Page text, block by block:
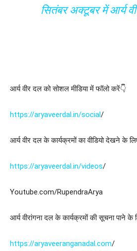
सितंबर अक्टूबर में आर्य
आर्य वीर दल को सोशल मीडिया में फॉलो करें👇
https://aryaveerdal.in/social/
आर्य वीर दल के कार्यक्रमों का वीडियो देखने के
https://aryaveerdal.in/videos/
Youtube.com/RupendraArya
आर्य वीरांगना दल के कार्यक्रमों की सूचना पाने के
https://aryaveeranganadal.com/